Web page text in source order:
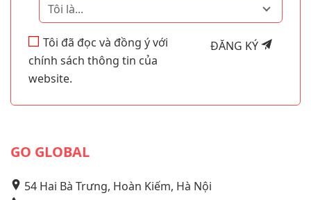
Tôi là...
ĐĂNG KÝ
Tôi đã đọc và đồng ý với
chính sách thông tin của
website.
GO GLOBAL
54 Hai Bà Trưng, Hoàn Kiếm, Hà Nội